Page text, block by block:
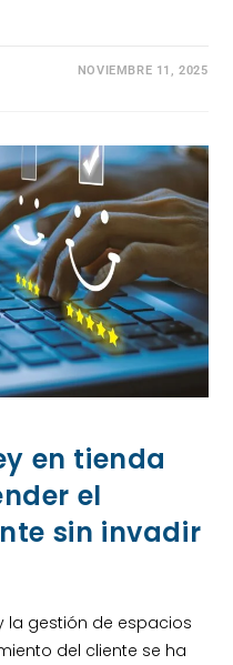
NOVIEMBRE 11, 2025
en tienda
el
sin invadir
la gestión de espacios
del cliente se ha